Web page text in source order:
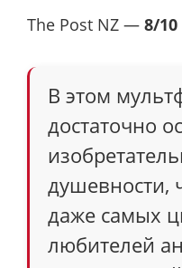
The Post NZ — 8/10
В этом
достаточно
душевности,
даже самых
любителей